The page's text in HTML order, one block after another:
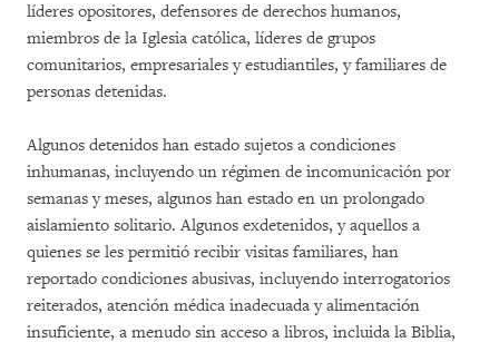
líderes opositores, defensores de derechos humanos,
miembros de la Iglesia católica, líderes de grupos
comunitarios, empresariales y estudiantiles, y familiares de
personas detenidas.
Algunos detenidos han estado sujetos a condiciones
inhumanas, incluyendo un régimen de incomunicación por
semanas y meses, algunos han estado en un prolongado
aislamiento solitario. Algunos exdetenidos, y aquellos a
quienes se les permitió recibir visitas familiares, han
reportado condiciones abusivas, incluyendo interrogatorios
reiterados, atención médica inadecuada y alimentación
insuficiente, a menudo sin acceso a libros, incluida la Biblia,